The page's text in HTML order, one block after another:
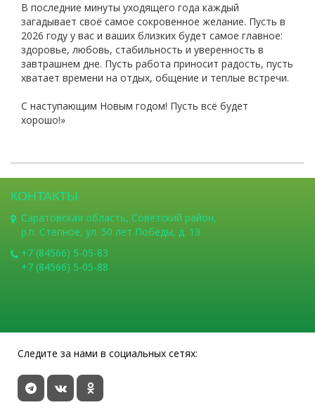
В последние минуты уходящего года каждый
загадывает своё самое сокровенное желание. Пусть в
2026 году у вас и ваших близких будет самое главное:
здоровье, любовь, стабильность и уверенность в
завтрашнем дне. Пусть работа приносит радость, пусть
хватает времени на отдых, общение и теплые встречи.
С наступающим Новым годом! Пусть всё будет
хорошо!»
КОНТАКТЫ
Саратовская область, Советский район,
р.п. Степное, ул. 50 лет Победы, д. 13
+7 (84566) 5-05-83
+7 (84566) 5-05-88
Следите за нами в социальных сетях: